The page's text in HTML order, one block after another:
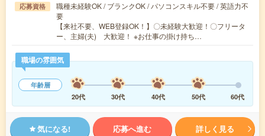
応募資格
職種未経験OK / ブランクOK / パソコンスキル不要 / 英語力不
要
【来社不要、WEB登録OK！】〇未経験大歓迎！〇フリータ
ー、主婦(夫) 大歓迎！ ※お仕事の掛け持ち…
職場の雰囲気
年齢層
20代
30代 40代 50代 60代
気になる! 応募へ進む 詳しく見る